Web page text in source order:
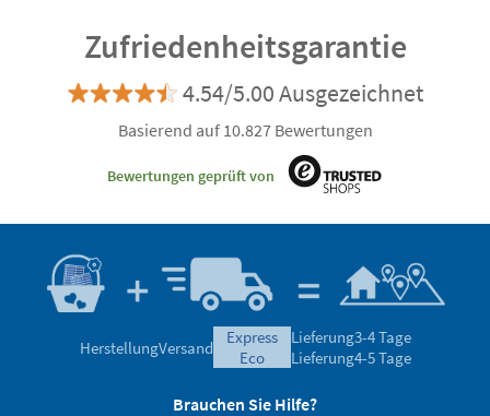
Zufriedenheitsgarantie
4.54/5.00 Ausgezeichnet
Basierend auf 10.827 Bewertungen
Bewertungen geprüft von
HerstellungVersand
express
eco
Lieferung3-4 Tage
Lieferung4-5 Tage
Brauchen Sie Hilfe?